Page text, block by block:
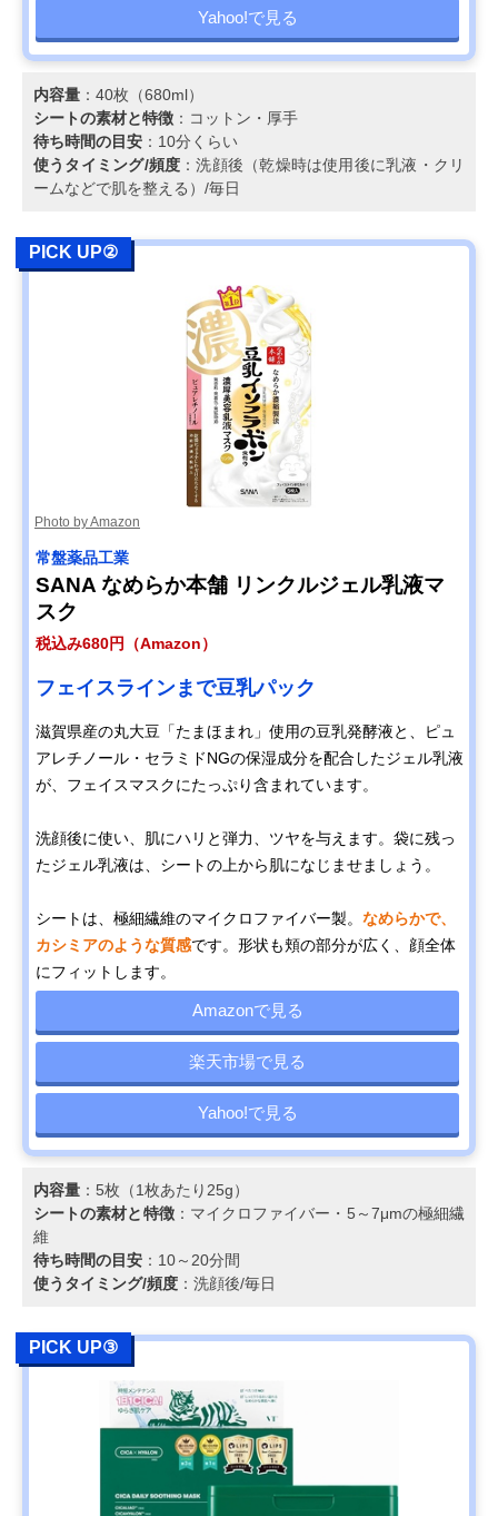
Yahoo!で見る
内容量 ：40枚（680ml）
シートの素材と特徴 ：コットン・厚手
待ち時間の目安 ：10分くらい
使うタイミング/頻度 ：洗顔後（乾燥時は使用後に乳液・クリ
ームなどで肌を整える）/毎日
PICK UP②
Photo by Amazon
常盤薬品工業
SANA なめらか本舗 リンクルジェル乳液マ
スク
税込み680円（Amazon）
フェイスラインまで豆乳パック
滋賀県産の丸大豆「たまほまれ」使用の豆乳発酵液と、ピュ
アレチノール・セラミドNGの保湿成分を配合したジェル乳液
が、フェイスマスクにたっぷり含まれています。
洗顔後に使い、肌にハリと弾力、ツヤを与えます。袋に残っ
たジェル乳液は、シートの上から肌になじませましょう。
シートは、極細繊維のマイクロファイバー製。 なめらかで、
カシミアのような質感です。形状も頬の部分が広く、顔全体
にフィットします。
Amazonで見る
楽天市場で見る
Yahoo!で見る
内容量 ：5枚（1枚あたり25g）
シートの素材と特徴：マイクロファイバー・5～7μmの極細繊
維
待ち時間の目安 ：10～20分間
使うタイミング/頻度 ：洗顔後/毎日
PICK UP③